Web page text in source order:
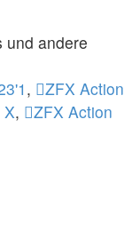
und andere
,
ZFX Action
,
ZFX Action